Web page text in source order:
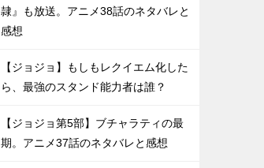
隷』も放送。アニメ38話のネタバレと
感想
【ジョジョ】もしもレクイエム化した
ら、最強のスタンド能力者は誰？
【ジョジョ第5部】ブチャラティの最
期。アニメ37話のネタバレと感想